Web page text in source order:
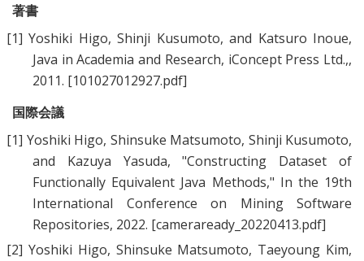
著書
[1] Yoshiki Higo,Shinji Kusumoto, and Katsuro Inoue,
Java in Academia and Research, iConcept Press Ltd.,,
2011. [101027012927.pdf]
国際会議
[1] Yoshiki Higo, Shinsuke Matsumoto, Shinji Kusumoto,
and Kazuya Yasuda, "Constructing Dataset of
Functionally Equivalent Java Methods," In the 19th
International Conference on Mining Software
Repositories, 2022. [cameraready_20220413.pdf]
[2] Yoshiki Higo, Shinsuke Matsumoto, Taeyoung Kim,